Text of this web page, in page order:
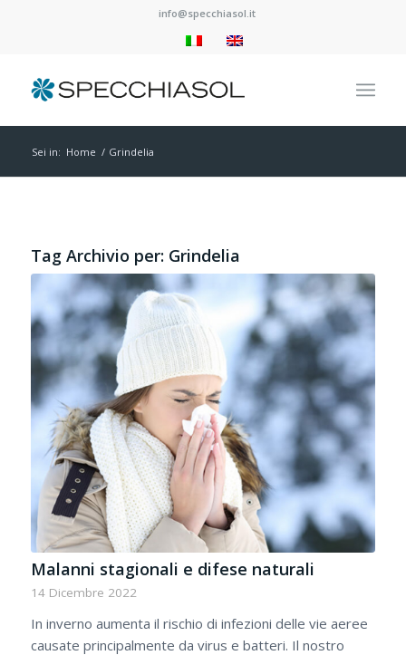
info@specchiasol.it
Sei in: Home / Grindelia
Tag Archivio per: Grindelia
Malanni stagionali e difese naturali
14 Dicembre 2022
In inverno aumenta il rischio di infezioni delle vie aeree
causate principalmente da virus e batteri. Il nostro